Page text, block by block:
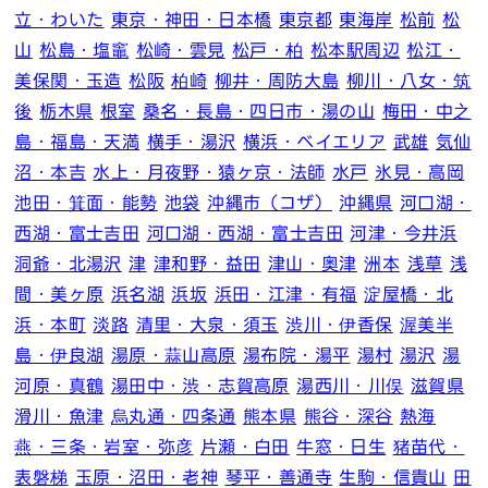
立・わいた 東京・神田・日本橋 東京都 東海岸 松前 松
山 松島・塩竈 松崎・雲見 松戸・柏 松本駅周辺 松江・
美保関・玉造 松阪 柏崎 柳井・周防大島 柳川・八女・筑
後 栃木県 根室 桑名・長島・四日市・湯の山 梅田・中之
島・福島・天満 横手・湯沢 横浜・ベイエリア 武雄 気仙
沼・本吉 水上・月夜野・猿ヶ京・法師 水戸 氷見・高岡
池田・箕面・能勢 池袋 沖縄市（コザ） 沖縄県 河口湖・
西湖・富士吉田 河口湖・西湖・富士吉田 河津・今井浜
洞爺・北湯沢 津 津和野・益田 津山・奥津 洲本 浅草 浅
間・美ヶ原 浜名湖 浜坂 浜田・江津・有福 淀屋橋・北
浜・本町 淡路 清里・大泉・須玉 渋川・伊香保 渥美半
島・伊良湖 湯原・蒜山高原 湯布院・湯平 湯村 湯沢 湯
河原・真鶴 湯田中・渋・志賀高原 湯西川・川俣 滋賀県
滑川・魚津 烏丸通・四条通 熊本県 熊谷・深谷 熱海
燕・三条・岩室・弥彦 片瀬・白田 牛窓・日生 猪苗代・
表磐梯 玉原・沼田・老神 琴平・善通寺 生駒・信貴山 田